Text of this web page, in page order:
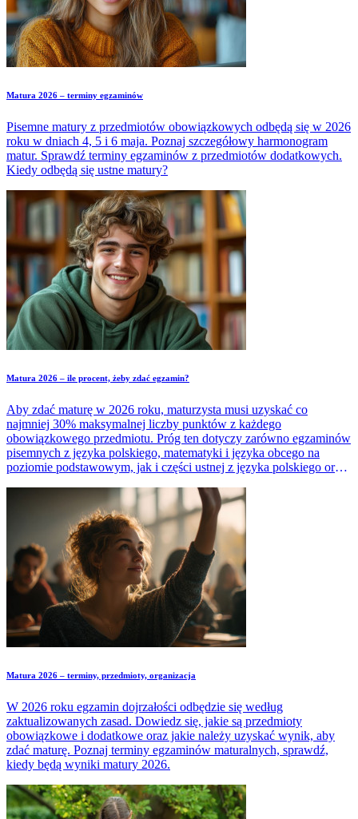
Matura 2026 – terminy egzaminów
Pisemne matury z przedmiotów obowiązkowych odbędą się w 2026
roku w dniach 4, 5 i 6 maja. Poznaj szczegółowy harmonogram
matur. Sprawdź terminy egzaminów z przedmiotów dodatkowych.
Kiedy odbędą się ustne matury?
Matura 2026 – ile procent, żeby zdać egzamin?
Aby zdać maturę w 2026 roku, maturzysta musi uzyskać co
najmniej 30% maksymalnej liczby punktów z każdego
obowiązkowego przedmiotu. Próg ten dotyczy zarówno egzaminów
pisemnych z języka polskiego, matematyki i języka obcego na
poziomie podstawowym, jak i części ustnej z języka polskiego oraz
wystarczy do zdobycia świadectwa dojrzałości? Sprawdź, jakie
dodatkowe warunki trzeba spełnić, by pomyślnie zdać maturę 2026.
Matura 2026 – terminy, przedmioty, organizacja
W 2026 roku egzamin dojrzałości odbędzie się według
zaktualizowanych zasad. Dowiedz się, jakie są przedmioty
obowiązkowe i dodatkowe oraz jakie należy uzyskać wynik, aby
zdać maturę. Poznaj terminy egzaminów maturalnych, sprawdź,
kiedy będą wyniki matury 2026.